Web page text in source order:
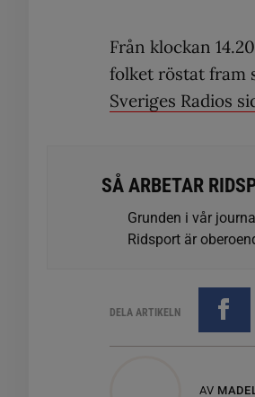
Från klockan
folket röstat fram
Sveriges Radios
SÅ ARBETAR
Grunden i vår
Ridsport är
DELA ARTIKELN
AV